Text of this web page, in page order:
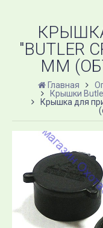
"BUTLER
MM
Главная
Крышки
Крышка для